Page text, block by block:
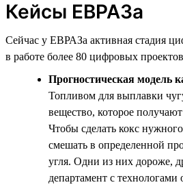
Кейсы ЕВРАЗа
Сейчас у ЕВРАЗа активная стадия
в работе более 80 цифровых
Прогностическая модель
Топливом для выплавки
вещество, которое
Чтобы сделать кокс
смешать в определенной
угля. Одни из них дороже,
департамент с технологами